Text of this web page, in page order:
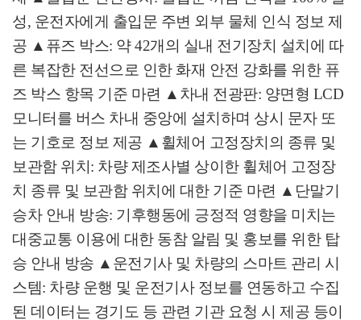
성, 운전자에게 출입문 주변 외부 물체 인식 정보 제
공 ▲ 퓨즈 박스: 약42개의 실내 전기장치 설치에 따
른 복잡한 전선으로 인한 화재 안전 강화를 위한 퓨
즈 박스 항목 기준 마련 ▲ 차내 전광판: 양면형 LCD
모니터를 버스 차내 중앙에 설치하며 상시 문자 또
는 기호로 정보 제공 ▲ 휠체어 고정장치의 종류 및
보관함 위치: 차량 제조사별 상이한 휠체어 고정장
치 종류 및 보관함 위치에 대한 기준 마련 ▲ 단말기
승차 안내 방송: 기후행동에 긍정적 영향을 미치는
대중교통 이용에 대한 동참 알림 및 홍보를 위한 탑
승 안내 방송 ▲ 운전기사 및 차량의 스마트 관리 시
스템: 차량 운행 및 운전기사 정보를 연동하고 수집
된 데이터는 경기도 등 관련 기관 요청 시 제공 등이